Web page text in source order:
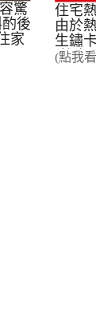
驚
後
家
住宅
由於
生鏽
擁有
(點我